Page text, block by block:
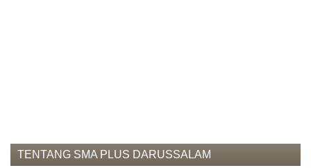
TENTANG SMA PLUS DARUSSALAM